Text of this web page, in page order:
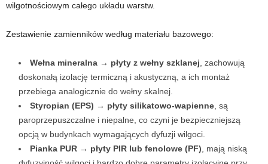
wilgotnościowym całego układu warstw.
Zestawienie zamienników według materiału bazowego:
Wełna mineralna → płyty z wełny szklanej, zachowują
doskonałą izolację termiczną i akustyczną, a ich montaż
przebiega analogicznie do wełny skalnej.
Styropian (EPS) → płyty silikatowo-wapienne, są
paroprzepuszczalne i niepalne, co czyni je bezpieczniejszą
opcją w budynkach wymagających dyfuzji wilgoci.
Pianka PUR → płyty PIR lub fenolowe (PF), mają niską